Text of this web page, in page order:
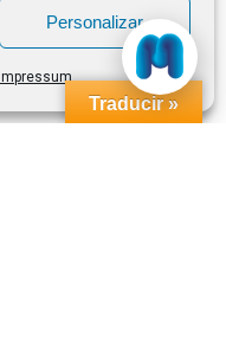
Personalizar
Impressum
Traducir »